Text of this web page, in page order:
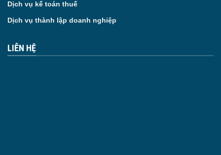
Dịch vụ kế toán thuế
Dịch vụ thành lập doanh nghiệp
LIÊN HỆ